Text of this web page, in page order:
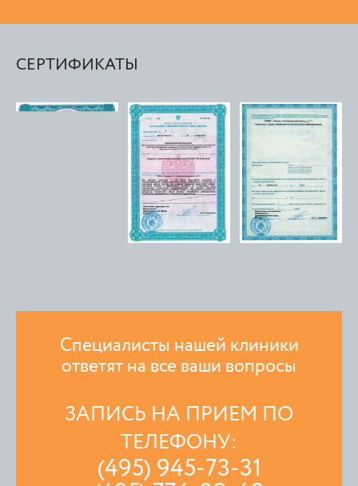
СЕРТИФИКАТЫ
Специалисты нашей клиники
ответят на все ваши вопросы
ЗАПИСЬ НА ПРИЕМ ПО
ТЕЛЕФОНУ:
(495) 945-73-31